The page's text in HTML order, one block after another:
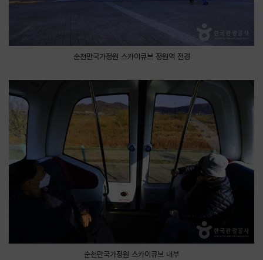
순천만국가정원 스카이큐브 정원역 전경
순천만국가정원 스카이큐브 내부